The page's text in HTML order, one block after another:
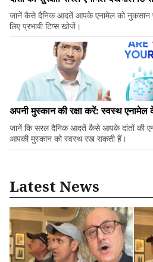
जानें कैसे दैनिक आदतें आपके एनामेल को नुकसान
लिए प्रभावी टिप्स खोजें।
अपनी मुस्कान की रक्षा करें: स्वस्थ एनामेल
जानें कि सरल दैनिक आदतें कैसे आपके दांतों की
आपकी मुस्कान को स्वस्थ रख सकती हैं।
Latest News